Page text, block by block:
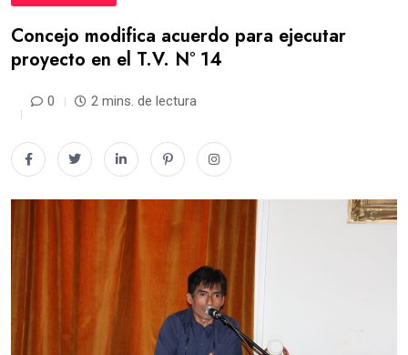
Concejo modifica acuerdo para ejecutar
proyecto en el T.V. N° 14
0 2 mins. de lectura